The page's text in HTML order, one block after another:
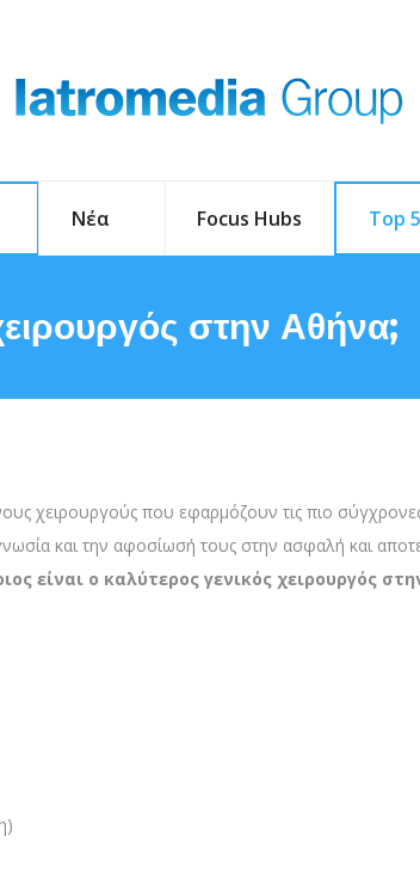
Νέα Focus Hubs Top 5
στην Αθήνα;
χειρουργούς που εφαρμόζουν τις πιο σύγχρονες
και την αφοσίωσή τους στην ασφαλή και
είναι ο καλύτερος γενικός χειρουργός